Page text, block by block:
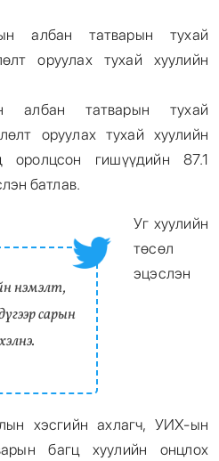
албан татварын тухай
оруулах тухай хуулийн
албан татварын тухай
оруулах тухай хуулийн
оролцсон гишүүдийн 87.1
батлав.
нэмэлт,
сарын
Уг хуулийн
төсөл
эцэслэн
хэсгийн ахлагч, УИХ-ын
багц хуулийн онцлох